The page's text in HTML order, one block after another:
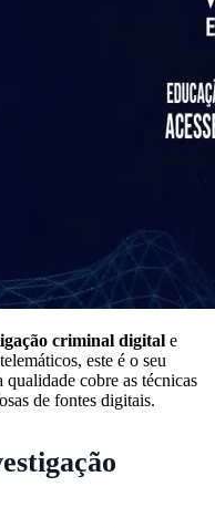
criminal digital e
este é o seu
cobre as técnicas
de fontes digitais.